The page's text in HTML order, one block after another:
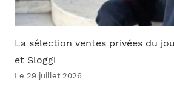
La sélection ventes privées du
et Sloggi
Le 29 juillet 2026